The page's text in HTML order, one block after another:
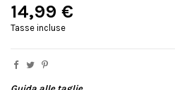
14,99 €
Tasse incluse